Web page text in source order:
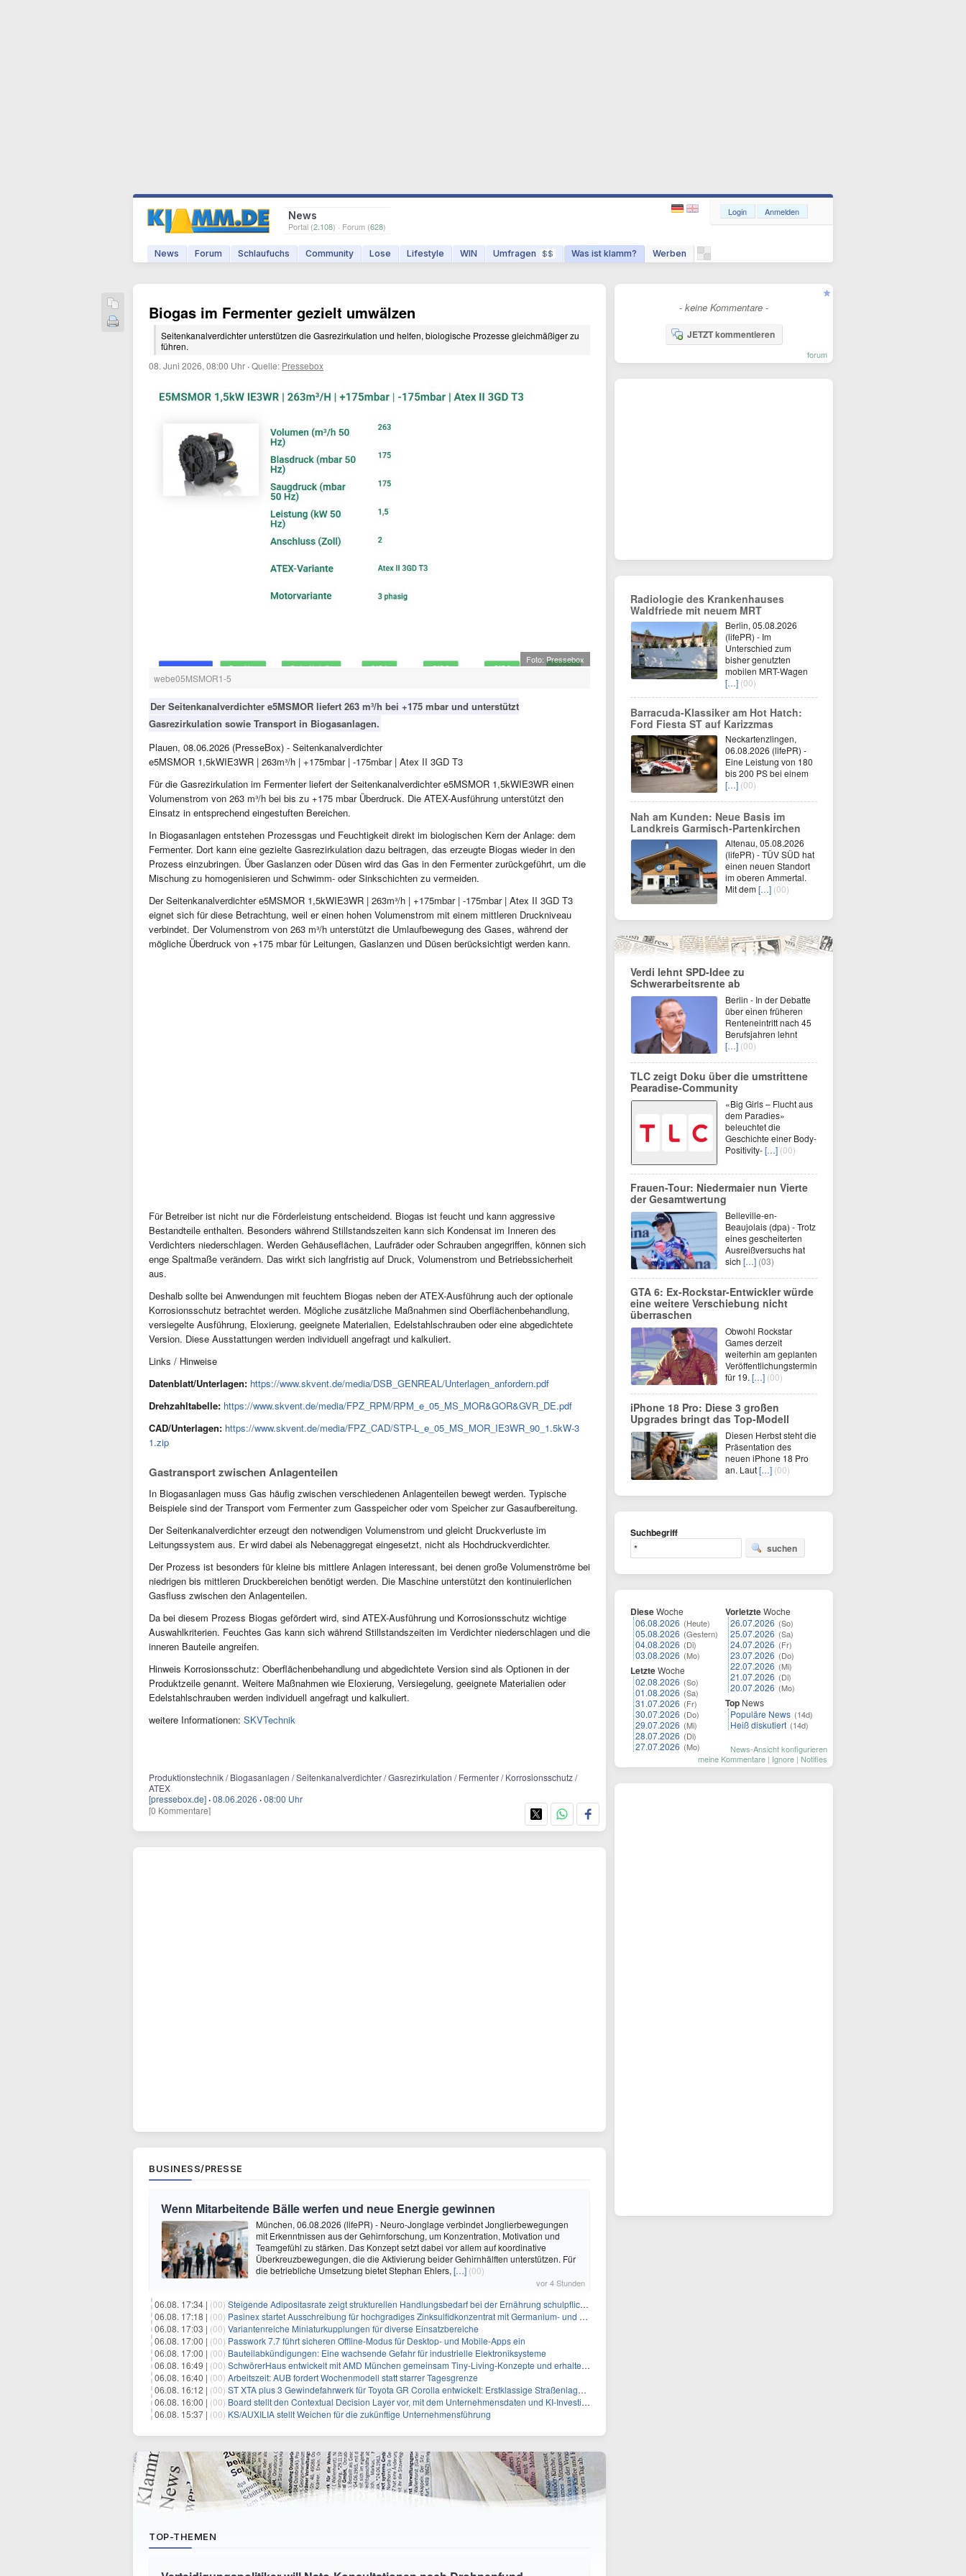
News
Portal (2.108) · Forum (628)
News Forum Schlaufuchs Community Lose Lifestyle WIN Umfragen $$ Was ist klamm? Werben
Login Anmelden
Biogas im Fermenter gezielt umwälzen
Seitenkanalverdichter unterstützen die Gasrezirkulation und helfen, biologische Prozesse gleichmäßiger zu
führen.
08. Juni 2026, 08:00 Uhr ·Quelle: Pressebox
Foto: Pressebox
webe05MSMOR1-5
Der Seitenkanalverdichter e5MSMOR liefert 263 m³/h bei +175 mbar und unterstützt
Gasrezirkulation sowie Transport in Biogasanlagen.
Plauen, 08.06.2026 (PresseBox) - Seitenkanalverdichter
e5MSMOR 1,5kWIE3WR | 263m³/h | +175mbar | -175mbar | Atex II 3GD T3
Für die Gasrezirkulation im Fermenter liefert der Seitenkanalverdichter e5MSMOR 1,5kWIE3WR einen
Volumenstrom von 263 m³/h bei bis zu +175 mbar Überdruck. Die ATEX-Ausführung unterstützt den
Einsatz in entsprechend eingestuften Bereichen.
In Biogasanlagen entstehen Prozessgas und Feuchtigkeit direkt im biologischen Kern der Anlage: dem
Fermenter. Dort kann eine gezielte Gasrezirkulation dazu beitragen, das erzeugte Biogas wieder in den
Prozess einzubringen. Über Gaslanzen oder Düsen wird das Gas in den Fermenter zurückgeführt, um die
Mischung zu homogenisieren und Schwimm- oder Sinkschichten zu vermeiden.
Der Seitenkanalverdichter e5MSMOR 1,5kWIE3WR | 263m³/h | +175mbar | -175mbar | Atex II 3GD T3
eignet sich für diese Betrachtung, weil er einen hohen Volumenstrom mit einem mittleren Druckniveau
verbindet. Der Volumenstrom von 263 m³/h unterstützt die Umlaufbewegung des Gases, während der
mögliche Überdruck von +175 mbar für Leitungen, Gaslanzen und Düsen berücksichtigt werden kann.
Für Betreiber ist nicht nur die Förderleistung entscheidend. Biogas ist feucht und kann aggressive
Bestandteile enthalten. Besonders während Stillstandszeiten kann sich Kondensat im Inneren des
Verdichters niederschlagen. Werden Gehäuseflächen, Laufräder oder Schrauben angegriffen, können sich
enge Spaltmaße verändern. Das wirkt sich langfristig auf Druck, Volumenstrom und Betriebssicherheit
aus.
Deshalb sollte bei Anwendungen mit feuchtem Biogas neben der ATEX-Ausführung auch der optionale
Korrosionsschutz betrachtet werden. Mögliche zusätzliche Maßnahmen sind Oberflächenbehandlung,
versiegelte Ausführung, Eloxierung, geeignete Materialien, Edelstahlschrauben oder eine abgedichtete
Version. Diese Ausstattungen werden individuell angefragt und kalkuliert.
Links / Hinweise
Datenblatt/Unterlagen: https://www.skvent.de/media/DSB_GENREAL/Unterlagen_anfordern.pdf
Drehzahltabelle: https://www.skvent.de/media/FPZ_RPM/RPM_e_05_MS_MOR&GOR&GVR_DE.pdf
CAD/Unterlagen: https://www.skvent.de/media/FPZ_CAD/STP-L_e_05_MS_MOR_IE3WR_90_1.5kW-3
1.zip
Gastransport zwischen Anlagenteilen
In Biogasanlagen muss Gas häufig zwischen verschiedenen Anlagenteilen bewegt werden. Typische
Beispiele sind der Transport vom Fermenter zum Gasspeicher oder vom Speicher zur Gasaufbereitung.
Der Seitenkanalverdichter erzeugt den notwendigen Volumenstrom und gleicht Druckverluste im
Leitungssystem aus. Er wird dabei als Nebenaggregat eingesetzt, nicht als Hochdruckverdichter.
Der Prozess ist besonders für kleine bis mittlere Anlagen interessant, bei denen große Volumenströme bei
niedrigen bis mittleren Druckbereichen benötigt werden. Die Maschine unterstützt den kontinuierlichen
Gasfluss zwischen den Anlagenteilen.
Da bei diesem Prozess Biogas gefördert wird, sind ATEX-Ausführung und Korrosionsschutz wichtige
Auswahlkriterien. Feuchtes Gas kann sich während Stillstandszeiten im Verdichter niederschlagen und die
inneren Bauteile angreifen.
Hinweis Korrosionsschutz: Oberflächenbehandlung und abgedichtete Version sind als Optionen in der
Produktzeile genannt. Weitere Maßnahmen wie Eloxierung, Versiegelung, geeignete Materialien oder
Edelstahlschrauben werden individuell angefragt und kalkuliert.
weitere Informationen: SKVTechnik
Produktionstechnik / Biogasanlagen / Seitenkanalverdichter / Gasrezirkulation / Fermenter / Korrosionsschutz /
ATEX
[pressebox.de] ·08.06.2026 ·08:00 Uhr
[0 Kommentare]
BUSINESS/PRESSE
Wenn Mitarbeitende Bälle werfen und neue Energie gewinnen
München, 06.08.2026 (lifePR) - Neuro-Jonglage verbindet Jonglierbewegungen
mit Erkenntnissen aus der Gehirnforschung, um Konzentration, Motivation und
Teamgefühl zu stärken. Das Konzept setzt dabei vor allem auf koordinative
Überkreuzbewegungen, die die Aktivierung beider Gehirnhälften unterstützen. Für
die betriebliche Umsetzung bietet Stephan Ehlers, […] (00)
vor 4 Stunden
06.08. 17:34 | (00) Steigende Adipositasrate zeigt strukturellen Handlungsbedarf bei der Ernährung schulpflichtiger Kinder
06.08. 17:18 | (00) Pasinex startet Ausschreibung für hochgradiges Zinksulfidkonzentrat mit Germanium- und Silbergehalten und stellt ein Betriebsupdate bereit
06.08. 17:03 | (00) Variantenreiche Miniaturkupplungen für diverse Einsatzbereiche
06.08. 17:00 | (00) Passwork 7.7 führt sicheren Offline-Modus für Desktop- und Mobile-Apps ein
06.08. 17:00 | (00) Bauteilabkündigungen: Eine wachsende Gefahr für industrielle Elektroniksysteme
06.08. 16:49 | (00) SchwörerHaus entwickelt mit AMD München gemeinsam Tiny-Living-Konzepte und erhalten dafür den New Living Award
06.08. 16:40 | (00) Arbeitszeit: AUB fordert Wochenmodell statt starrer Tagesgrenze
06.08. 16:12 | (00) ST XTA plus 3 Gewindefahrwerk für Toyota GR Corolla entwickelt: Erstklassige Straßenlage in jeder Situation
06.08. 16:00 | (00) Board stellt den Contextual Decision Layer vor, mit dem Unternehmensdaten und KI-Investitionen in intelligentere Geschäftsentscheidungen umgesetzt wer
06.08. 15:37 | (00) KS/AUXILIA stellt Weichen für die zukünftige Unternehmensführung
TOP-THEMEN
- keine Kommentare -
JETZT kommentieren
forum
Radiologie des Krankenhauses
Waldfriede mit neuem MRT
Berlin, 05.08.2026
(lifePR) - Im
Unterschied zum
bisher genutzten
mobilen MRT-Wagen
[…] (00)
Barracuda-Klassiker am Hot Hatch:
Ford Fiesta ST auf Karizzmas
Neckartenzlingen,
06.08.2026 (lifePR) -
Eine Leistung von 180
bis 200 PS bei einem
[…] (00)
Nah am Kunden: Neue Basis im
Landkreis Garmisch-Partenkirchen
Altenau, 05.08.2026
(lifePR) - TÜV SÜD hat
einen neuen Standort
im oberen Ammertal.
Mit dem[…] (00)
Verdi lehnt SPD-Idee zu
Schwerarbeitsrente ab
Berlin - In der Debatte
über einen früheren
Renteneintritt nach 45
Berufsjahren lehnt
[…] (00)
TLC zeigt Doku über die umstrittene
Pearadise-Community
«Big Girls – Flucht aus
dem Paradies»
beleuchtet die
Geschichte einer Body-
Positivity-[…] (00)
Frauen-Tour: Niedermaier nun Vierte
der Gesamtwertung
Belleville-en-
Beaujolais (dpa) - Trotz
eines gescheiterten
Ausreißversuchs hat
sich […] (03)
GTA 6: Ex-Rockstar-Entwickler würde
eine weitere Verschiebung nicht
überraschen
Obwohl Rockstar
Games derzeit
weiterhin am geplanten
Veröffentlichungstermin
für 19. […] (00)
iPhone 18 Pro: Diese 3 großen
Upgrades bringt das Top-Modell
Diesen Herbst steht die
Präsentation des
neuen iPhone 18 Pro
an. Laut[…] (00)
Suchbegriff
suchen
DieseWoche
06.08.2026 (Heute)
05.08.2026 (Gestern)
04.08.2026 (Di)
03.08.2026 (Mo)
LetzteWoche
02.08.2026 (So)
01.08.2026 (Sa)
31.07.2026 (Fr)
30.07.2026 (Do)
29.07.2026 (Mi)
28.07.2026 (Di)
27.07.2026 (Mo)
VorletzteWoche
26.07.2026 (So)
25.07.2026 (Sa)
24.07.2026 (Fr)
23.07.2026 (Do)
22.07.2026 (Mi)
21.07.2026 (Di)
20.07.2026 (Mo)
Top News
Populäre News (14d)
Heiß diskutiert (14d)
News-Ansicht konfigurieren
meine Kommentare | Ignore | Notifies